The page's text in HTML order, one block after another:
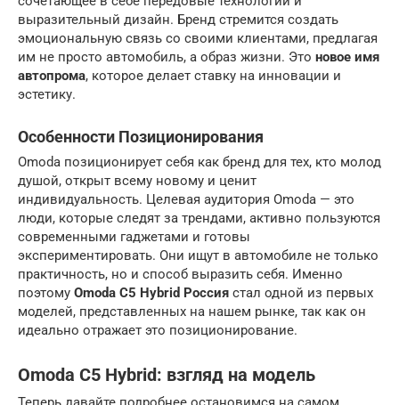
выразительный дизайн. Бренд стремится создать
эмоциональную связь со своими клиентами, предлагая
им не просто автомобиль, а образ жизни. Это новое имя
автопрома, которое делает ставку на инновации и
эстетику.
Особенности Позиционирования
Omoda позиционирует себя как бренд для тех, кто молод
душой, открыт всему новому и ценит
индивидуальность. Целевая аудитория Omoda — это
люди, которые следят за трендами, активно пользуются
современными гаджетами и готовы
экспериментировать. Они ищут в автомобиле не только
практичность, но и способ выразить себя. Именно
поэтому Omoda C5 Hybrid Россия стал одной из первых
моделей, представленных на нашем рынке, так как он
идеально отражает это позиционирование.
Omoda C5 Hybrid: взгляд на модель